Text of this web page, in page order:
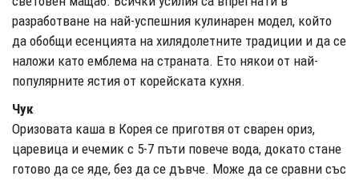
разработване на най-успешния кулинарен модел, който
да обобщи есенцията на хилядолетните традиции и да се
наложи като емблема на страната. Ето някои от най-
популярните ястия от корейската кухня.
Чук
Оризовата каша в Корея се приготвя от сварен ориз,
царевица и ечемик с 5-7 пъти повече вода, докато стане
готово да се яде, без да се дъвче. Може да се сравни със